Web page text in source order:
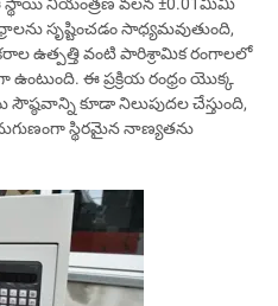
సృష్టించడం సాధ్యమవుతుంది,
ఉత్పత్తి వంటి పారిశ్రామిక రంగాలలో
ఈ ప్రక్రియ రంధ్రం యొక్క
కూడా నిలుపుదల చేస్తుంది,
స్థిరమైన నాణ్యతను